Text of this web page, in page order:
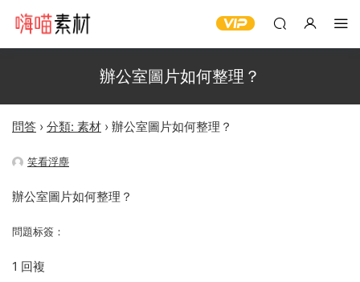
辦公室圖片如何整理？
問答 › 分類: 素材 › 辦公室圖片如何整理？
笑看浮塵
辦公室圖片如何整理？
問題标簽：
1 回複